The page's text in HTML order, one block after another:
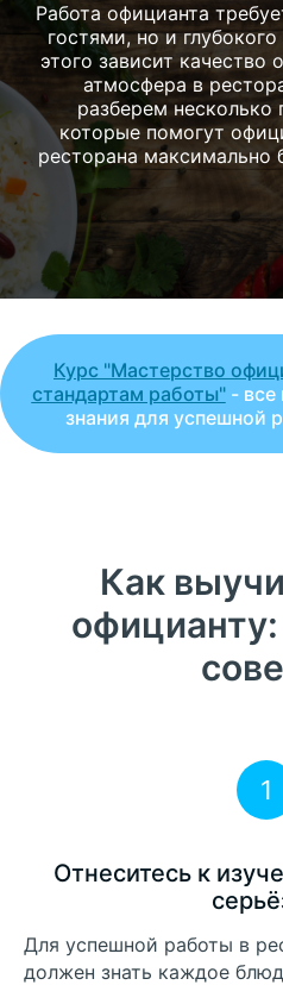
Работа официанта
гостями, но и
этого зависит
атмосфера в
разберем несколько
которые помогут
ресторана максимально
Курс "Мастерство
стандартам работы"- все
знания для успешной
Как
1
Отнеситесь к
Для успешной работы в
должен знать каждое